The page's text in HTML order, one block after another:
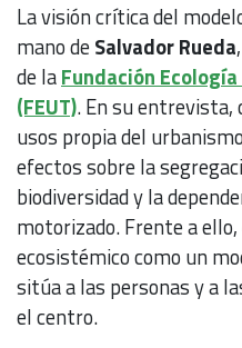
La visión crítica del
mano deSalvador Rueda
de laFundación
(FEUT). En su entrevista,
usos propia del
efectos sobre la
biodiversidad y la
motorizado. Frente a
ecosistémico como un
sitúa a las personas y a
el centro.